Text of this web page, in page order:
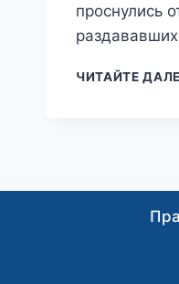
проснулись
ЧИТАЙТЕ